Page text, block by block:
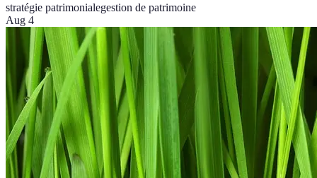
stratégie patrimonialegestion de patrimoine
Aug 4